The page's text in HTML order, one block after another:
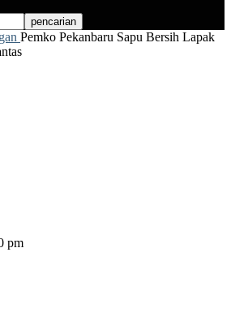
Pemko Pekanbaru Sapu Bersih Lapak
pm